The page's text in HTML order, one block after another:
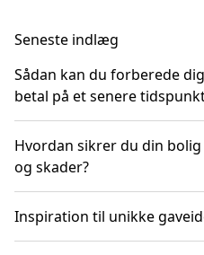
Seneste indlæg
Sådan kan du forberede
betal på et senere
Hvordan sikrer du din
og skader?
Inspiration til unikke